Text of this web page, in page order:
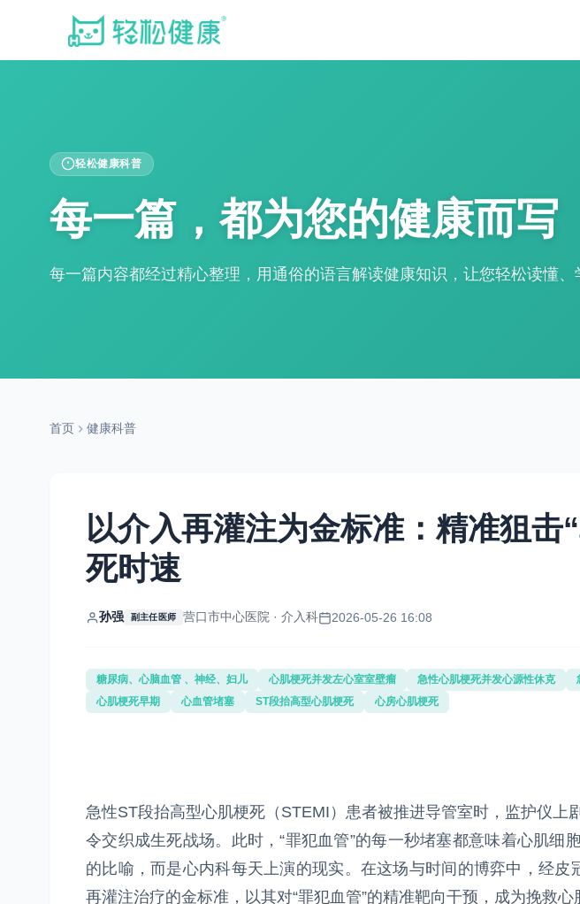
轻松健康科普
每一篇，都为您的健康而写
每一篇内容都经过精心整理，用通俗的语言解读健康知识，让您轻松读懂、
首页 健康科普
以介入再灌注为金标准：精准狙击
死时速
孙强 副主任医师 营口市中心医院 · 介入科 2026-05-26 16:08
糖尿病、心脑血管 、神经、妇儿 心肌梗死并发左心室室壁瘤 急性心肌梗死并发心源性休克
心肌梗死早期
心血管堵塞 ST段抬高型心肌梗死 心房心肌梗死
急性ST段抬高型心肌梗死（STEMI）患者被推进导管室时，监护仪上
令交织成生死战场。此时，“罪犯血管”的每一秒堵塞都意味着心肌
的比喻，而是心内科每天上演的现实。在这场与时间的博弈中，经皮
再灌注治疗的金标准，以其对“罪犯血管”的精准靶向干预，成为挽救心